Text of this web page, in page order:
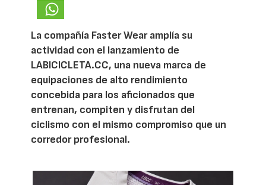
La compañía Faster Wear amplía su
actividad con el lanzamiento de
LABICICLETA.CC, una nueva marca de
equipaciones de alto rendimiento
concebida para los aficionados que
entrenan, compiten y disfrutan del
ciclismo con el mismo compromiso que un
corredor profesional.